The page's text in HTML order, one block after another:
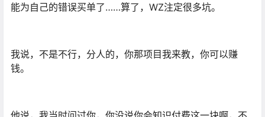
能为自己的错误买单了……算了，WZ注定很多坑。
我说，不是不行，分人的，你那项目我来教，你可以赚
钱。